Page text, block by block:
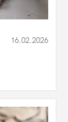
16.02.2026